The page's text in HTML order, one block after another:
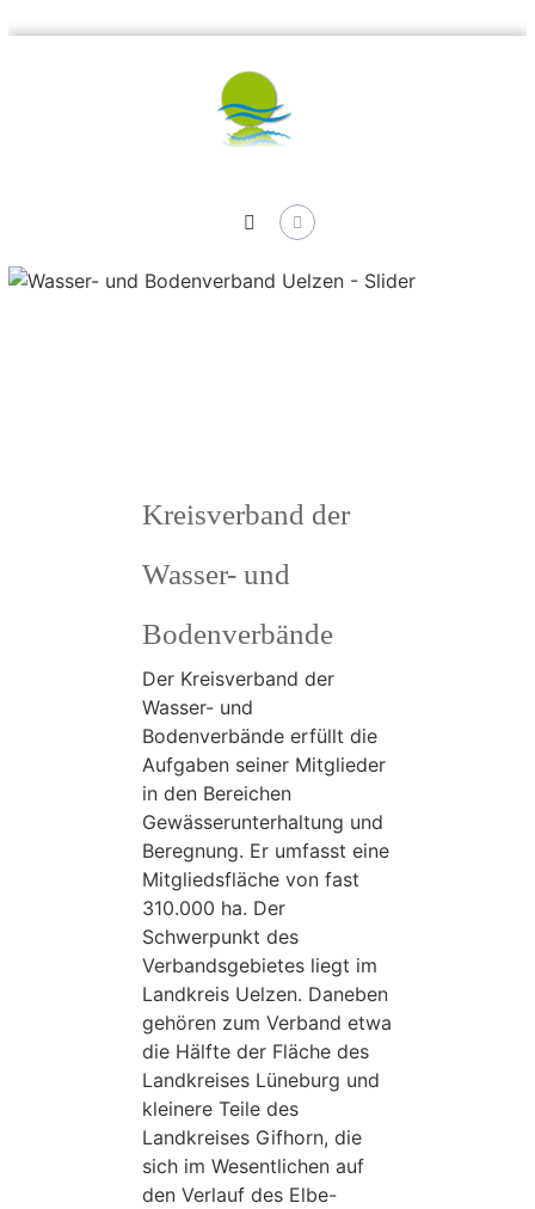
Kreisverband
der
und
Kreisverband der
Wasser- und
Bodenverbände
Der Kreisverband der
Wasser- und
Bodenverbände erfüllt die
Aufgaben seiner Mitglieder
in den Bereichen
Gewässerunterhaltung und
Beregnung. Er umfasst eine
Mitgliedsfläche von fast
310.000 ha. Der
Schwerpunkt des
Verbandsgebietes liegt im
Landkreis Uelzen. Daneben
gehören zum Verband etwa
die Hälfte der Fläche des
Landkreises Lüneburg und
kleinere Teile des
Landkreises Gifhorn, die
sich im Wesentlichen auf
den Verlauf des Elbe-